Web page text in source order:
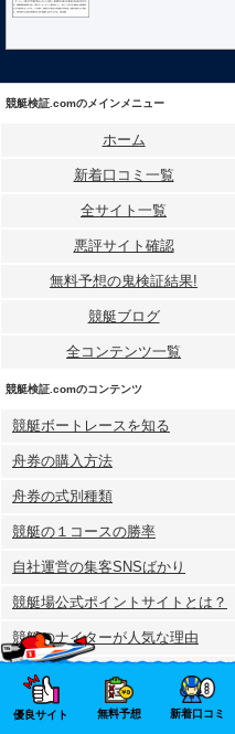
優良サイト 無料予想 新着口コミ
競艇検証.comのメインメニュー
ホーム
新着口コミ一覧
全サイト一覧
悪評サイト確認
無料予想の⻤検証結果!
競艇ブログ
全コンテンツ一覧
競艇検証.comのコンテンツ
競艇ボートレースを知る
舟券の購入方法
舟券の式別種類
競艇の１コースの勝率
自社運営の集客SNSばかり
競艇場公式ポイントサイトとは？
競艇のナイターが人気な理由
｢展示タイム｣を使って予想する
ログアウトできない競艇予想サイト